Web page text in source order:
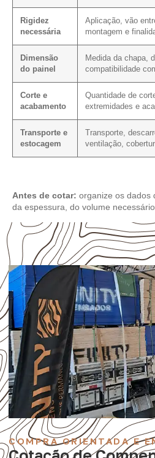
Rigidez
necessária
Aplicação, vão
montagem e
Dimensão
do painel
Medida da chapa,
compatibilidade
Corte e
acabamento
Quantidade de
extremidades e
Transporte e
estocagem
Transporte,
ventilação,
Antes de cotar: organize os dados
da espessura, do volume
COMPRA ORIENTADA E